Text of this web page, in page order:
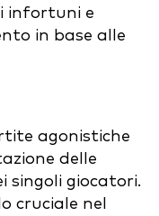
infortuni e
in base alle
agonistiche
delle
singoli giocatori.
cruciale nel